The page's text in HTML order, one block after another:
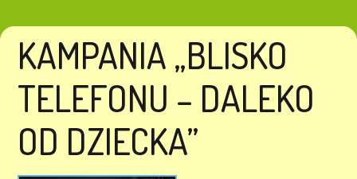
KAMPANIA „BLISKO
TELEFONU – DALEKO
OD DZIECKA”